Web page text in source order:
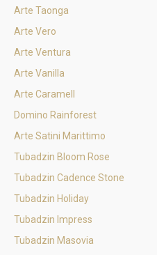
Arte Taonga
Arte Vero
Arte Ventura
Arte Vanilla
Arte Caramell
Domino Rainforest
Arte Satini Marittimo
Tubadzin Bloom Rose
Tubadzin Cadence Stone
Tubadzin Holiday
Tubadzin Impress
Tubadzin Masovia